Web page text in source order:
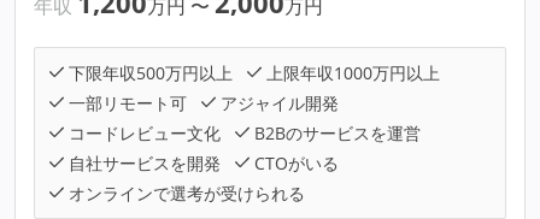
年収
万円 〜 万円
下限年収500万円以上
上限年収1000万円以上
一部リモート可
アジャイル開発
コードレビュー文化
B2Bのサービスを運営
自社サービスを開発
CTOがいる
オンラインで選考が受けられる